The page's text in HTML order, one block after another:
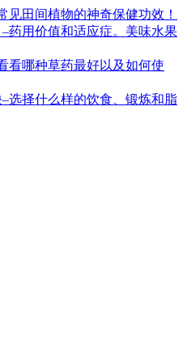
见田间植物的神奇保健功效！
药用价值和适应症。美味水果
看哪种草药最好以及如何使
选择什么样的饮食、锻炼和脂